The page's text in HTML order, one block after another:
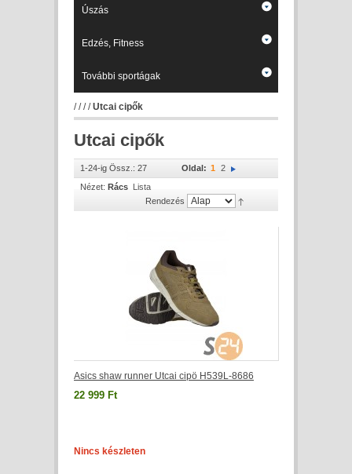
Úszás
Edzés, Fitness
További sportágak
////Utcai cipők
Utcai cipők
1-24-ig Össz.: 27 Oldal: 1 2
Nézet: Rács Lista
Rendezés
Asics shaw runner Utcai cipö H539L-8686
22 999 Ft
Nincs készleten